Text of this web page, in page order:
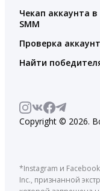
Чекап аккаунта
SMM
Проверка
Найти
Copyright © 2026.
*Instagram и
Inc., признанной